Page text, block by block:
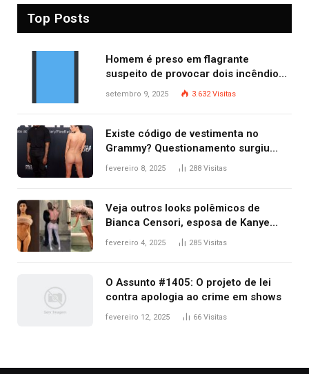
Top Posts
Homem é preso em flagrante
suspeito de provocar dois incêndios
criminosos no mesmo dia
setembro 9, 2025 3.632Visitas
Existe código de vestimenta no
Grammy? Questionamento surgiu
após Bianca Censori, mulher de
fevereiro 8, 2025 288 Visitas
Veja outros looks polêmicos de
Bianca Censori, esposa de Kanye
West que apareceu nua no Grammy
fevereiro 4, 2025 285 Visitas
O Assunto #1405: O projeto de lei
contra apologia ao crime em shows
fevereiro 12, 2025 66 Visitas